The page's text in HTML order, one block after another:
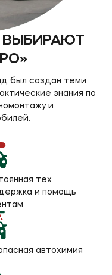
был создан теми
знания по
и
тех
и помощь
автохимия